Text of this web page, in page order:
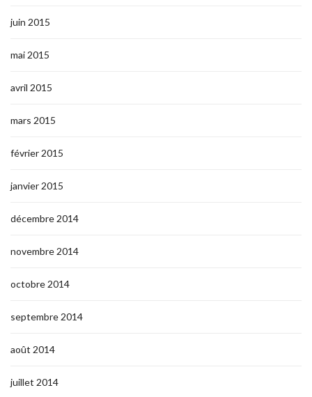
juin 2015
mai 2015
avril 2015
mars 2015
février 2015
janvier 2015
décembre 2014
novembre 2014
octobre 2014
septembre 2014
août 2014
juillet 2014